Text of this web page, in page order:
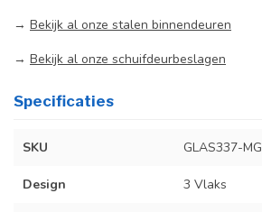
→ Bekijk al onze stalen binnendeuren
→ Bekijk al onze schuifdeurbeslagen
Specificaties
SKU GLAS337-MG
Design 3 Vlaks